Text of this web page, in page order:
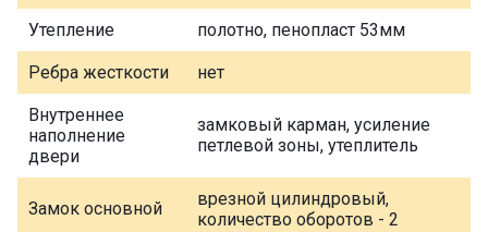
Утепление полотно, пенопласт 53мм
Ребра жесткости нет
Внутреннее
наполнение
двери
замковый карман, усиление
петлевой зоны, утеплитель
Замок основной
врезной цилиндровый,
количество оборотов - 2